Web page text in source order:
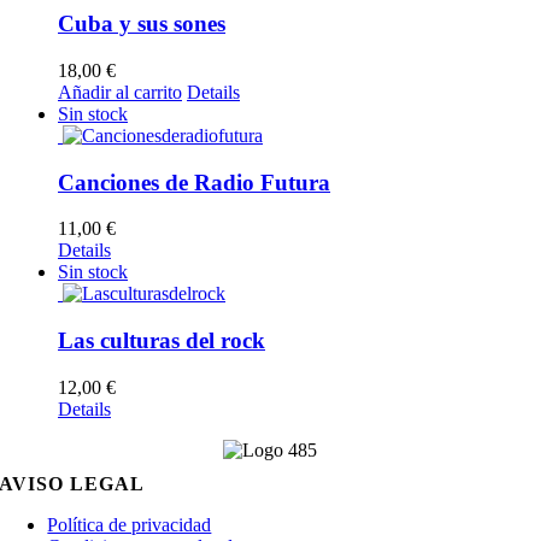
Cuba y sus sones
18,00 €
Añadir al carrito Details
Sin stock
Canciones de Radio Futura
11,00 €
Details
Sin stock
Las culturas del rock
12,00 €
Details
AVISO LEGAL
Política de privacidad